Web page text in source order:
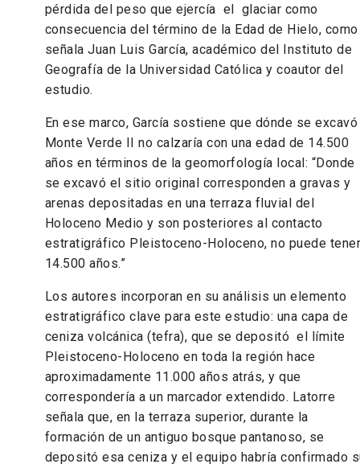
pérdida del peso que ejercía el glaciar como
consecuencia del término de la Edad de Hielo, como
señala Juan Luis García, académico del Instituto de
Geografía de la Universidad Católica y coautor del
estudio.
En ese marco, García sostiene que dónde se excavó
Monte Verde II no calzaría con una edad de 14.500
años en términos de la geomorfología local: “Donde
se excavó el sitio original corresponden a gravas y
arenas depositadas en una terraza fluvial del
Holoceno Medio y son posteriores al contacto
estratigráfico Pleistoceno-Holoceno, no puede
14.500 años.”
Los autores incorporan en su análisis un elemento
estratigráfico clave para este estudio: una capa de
ceniza volcánica (tefra), que se depositó el límite
Pleistoceno-Holoceno en toda la región hace
aproximadamente 11.000 años atrás, y que
correspondería a un marcador extendido. Latorre
señala que, en la terraza superior, durante la
formación de un antiguo bosque pantanoso, se
depositó esa ceniza y el equipo habría confirmado